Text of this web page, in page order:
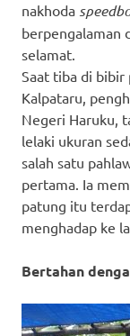
nakhoda
berpengalaman
selamat.
Saat tiba di
Kalpataru,
Negeri Haruku,
lelaki ukuran
salah satu
pertama. Ia
patung itu
menghadap ke
Bertahan